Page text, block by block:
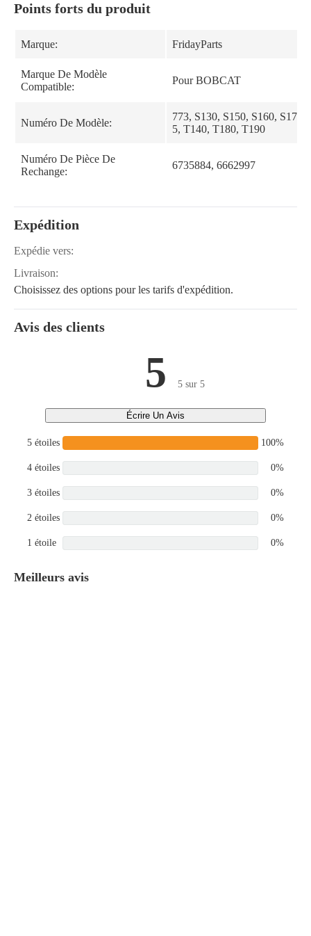
Points forts du produit
Marque: FridayParts
Marque De Modèle
Compatible:
Pour BOBCAT
Numéro De Modèle:
773, S130, S150, S160, S175,
5, T140, T180, T190
Numéro De Pièce De
Rechange:
6735884, 6662997
Expédition
Expédie vers:
Livraison:
Choisissez des options pour les tarifs d'expédition.
Avis des clients
5 5 sur 5
Écrire Un Avis
5 étoiles 100%
4 étoiles 0%
3 étoiles 0%
2 étoiles 0%
1 étoile 0%
Meilleurs avis